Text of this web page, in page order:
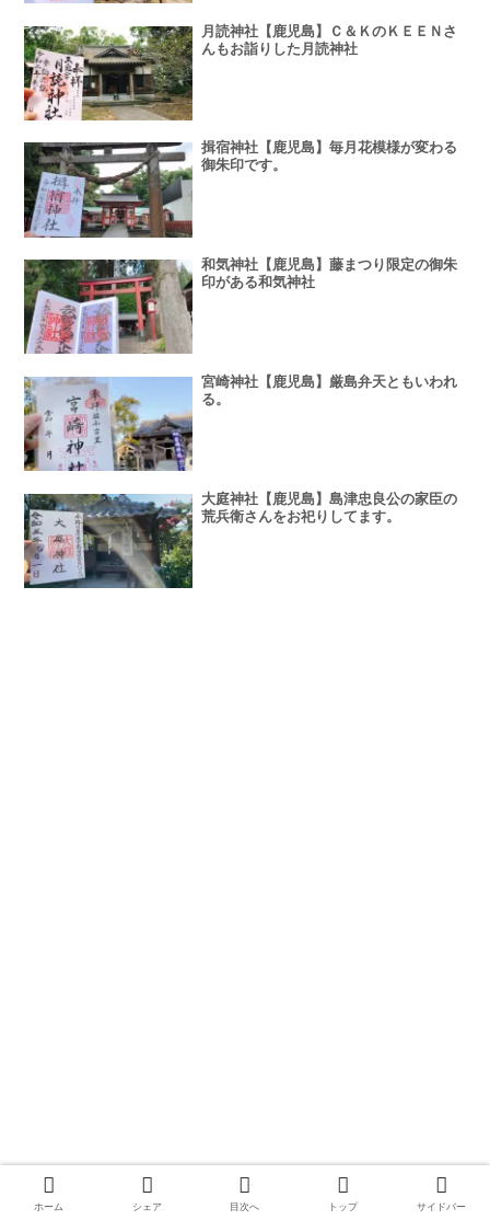
月読神社【鹿児島】Ｃ＆ＫのＫＥＥＮさ
んもお詣りした月読神社
揖宿神社【鹿児島】毎月花模様が変わる
御朱印です。
和気神社【鹿児島】藤まつり限定の御朱
印がある和気神社
宮崎神社【鹿児島】厳島弁天ともいわれ
る。
大庭神社【鹿児島】島津忠良公の家臣の
荒兵衛さんをお祀りしてます。
大根地神社【福岡】片道１時間３０分以
ホーム シェア 目次へ トップ サイドバー